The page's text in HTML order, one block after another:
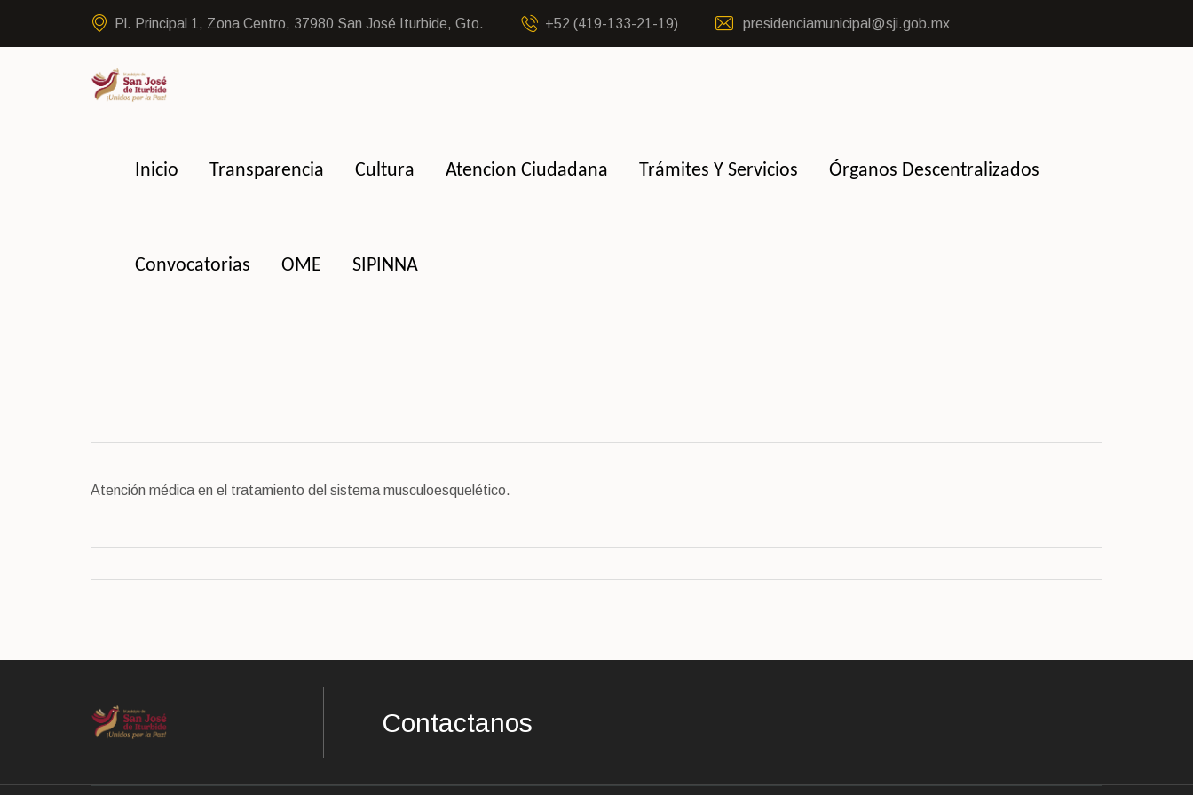
Pl. Principal 1, Zona Centro, 37980 San José Iturbide, Gto. +52 (419-133-21-19) presidenciamunicipal@sji.gob.mx
Inicio Transparencia Cultura Atencion Ciudadana Trámites Y Servicios Órganos Descentralizados
Convocatorias OME SIPINNA
Atención médica en el tratamiento del sistema musculoesquelético.
Contactanos